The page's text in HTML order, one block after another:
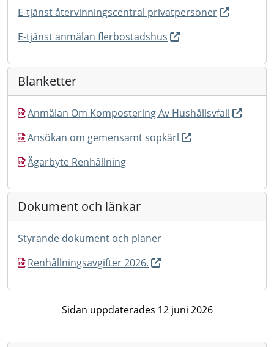
E-tjänst återvinningscentral privatpersoner
E-tjänst anmälan flerbostadshus
Blanketter
Anmälan Om Kompostering Av Hushållsvfall
Ansökan om gemensamt sopkärl
Ägarbyte Renhållning
Dokument och länkar
Styrande dokument och planer
Renhållningsavgifter 2026.
Sidan uppdaterades 12 juni 2026